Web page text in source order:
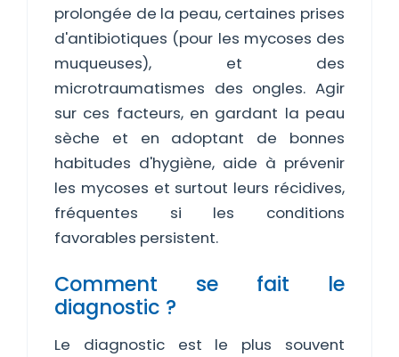
prolongée de la peau, certaines prises
d'antibiotiques (pour les mycoses des
muqueuses), et des
microtraumatismes des ongles. Agir
sur ces facteurs, en gardant la peau
sèche et en adoptant de bonnes
habitudes d'hygiène, aide à prévenir
les mycoses et surtout leurs récidives,
fréquentes si les conditions
favorables persistent.
Comment se fait le
diagnostic ?
Le diagnostic est le plus souvent